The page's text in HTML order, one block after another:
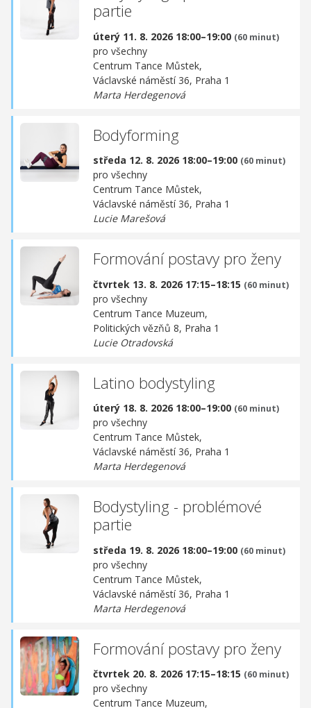
partie
úterý 11. 8. 2026 18:00–19:00 (60 minut)
pro všechny
Centrum Tance Můstek,
Václavské náměstí 36, Praha 1
Marta Herdegenová
Bodyforming
středa 12. 8. 2026 18:00–19:00 (60 minut)
pro všechny
Centrum Tance Můstek,
Václavské náměstí 36, Praha 1
Lucie Marešová
Formování postavy pro ženy
čtvrtek 13. 8. 2026 17:15–18:15 (60 minut)
pro všechny
Centrum Tance Muzeum,
Politických vězňů 8, Praha 1
Lucie Otradovská
Latino bodystyling
úterý 18. 8. 2026 18:00–19:00 (60 minut)
pro všechny
Centrum Tance Můstek,
Václavské náměstí 36, Praha 1
Marta Herdegenová
Bodystyling - problémové
partie
středa 19. 8. 2026 18:00–19:00 (60 minut)
pro všechny
Centrum Tance Můstek,
Václavské náměstí 36, Praha 1
Marta Herdegenová
Formování postavy pro ženy
čtvrtek 20. 8. 2026 17:15–18:15 (60 minut)
pro všechny
Centrum Tance Muzeum,